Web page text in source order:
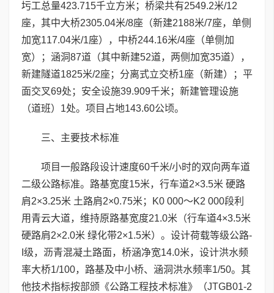
圬工总量423.715千立方米；桥梁共有2549.2米/12
座，其中大桥2305.04米/8座（新建2188米/7座，单侧
加宽117.04米/1座），中桥244.16米/4座（单侧加
宽）；涵洞87道（其中新建52道，两侧加宽35道），
新建隧道1825米/2座；分离式立交桥1座（新建）；平
面交叉69处；安全设施39.909千米；新建管理设施
（道班）1处。项目占地143.60公顷。
三、主要技术标准
项目一般路段设计速度60千米/小时的双向两车道
二级公路标准。路基宽度15米，行车道2×3.5米 硬路
肩2×3.25米 土路肩2×0.75米；K0 000～K2 000段利
用青云大道，维持原路基宽度21.0米（行车道4×3.5米
硬路肩2×2.0米 绿化带2×1.5米）。设计荷载等级公路-
Ι级，沥青混凝土路面，桥涵净宽14.0米，设计洪水频
率大桥1/100，路基及中小桥、涵洞洪水频率1/50。其
他技术指标按部颁《公路工程技术标准》（JTGB01-2